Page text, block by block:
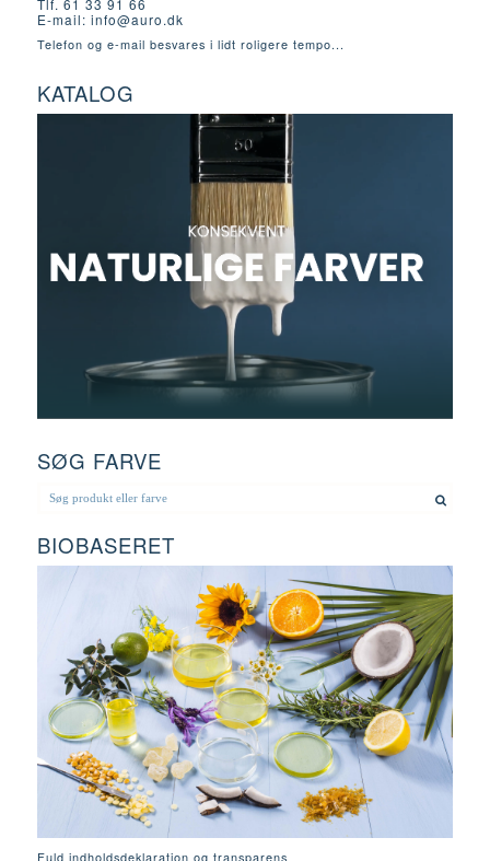
E-mail: info@auro.dk
Telefon og e-mail besvares i lidt roligere tempo...
KATALOG
SØG FARVE
BIOBASERET
Fuld indholdsdeklaration og transparens